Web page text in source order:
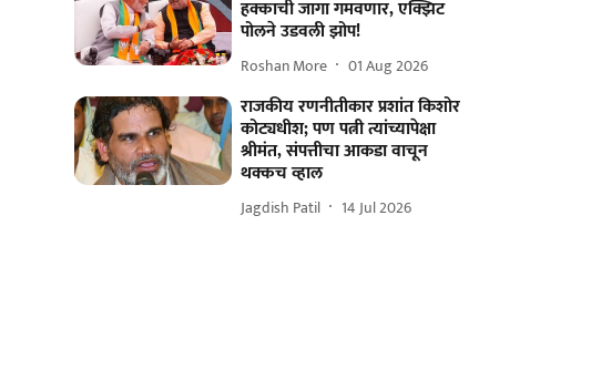
हक्काची जागा गमवणार, एक्झिट
पोलने उडवली झोप!
Roshan More 01 Aug 2026
राजकीय रणनीतीकार प्रशांत किशोर
कोट्यधीश; पण पत्नी त्यांच्यापेक्षा
श्रीमंत, संपत्तीचा आकडा वाचून
थक्कच व्हाल
Jagdish Patil 14 Jul 2026